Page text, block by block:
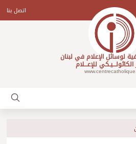
اتصل بنا
لوسائل الإعلام في لبنان
الكاثولـــيـكي للإعـــلام